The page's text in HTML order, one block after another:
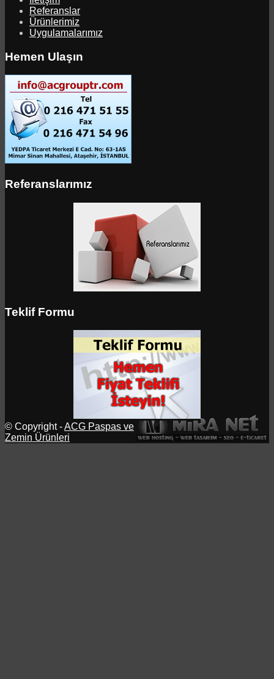
Referanslar
Ürünlerimiz
Uygulamalarımız
Hemen Ulaşın
Referanslarımız
Teklif Formu
© Copyright -ACG Paspas ve
Zemin Ürünleri